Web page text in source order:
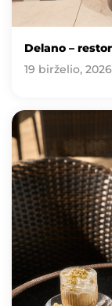
Delano –
19 birželio, 2026